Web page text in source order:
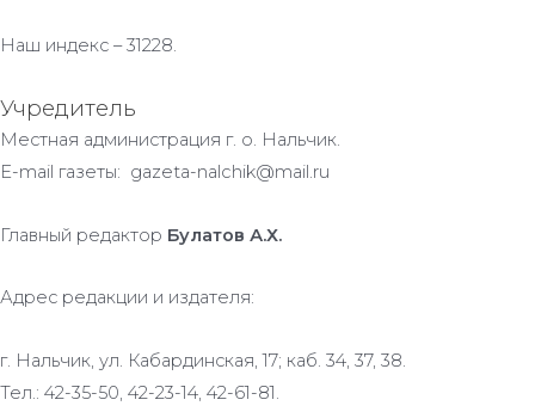
Наш индекс – 31228.
Учредитель
Местная администрация г. о. Нальчик.
E-mail газеты: gazeta-nalchik@mail.ru
Главный редактор Булатов А.Х.
Адрес редакции и издателя:
г. Нальчик, ул. Кабардинская, 17; каб. 34, 37, 38.
Тел.: 42-35-50, 42-23-14, 42-61-81.